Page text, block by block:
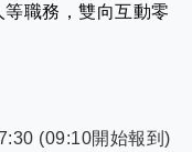
職務，雙向互動零
(09:10開始報到)